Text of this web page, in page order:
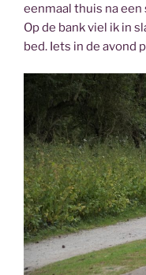
eenmaal thuis na
Op de bank viel ik in
bed. Iets in de avond